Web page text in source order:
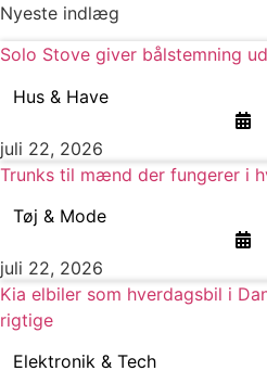
Nyeste indlæg
Solo Stove giver bålstemning
Hus & Have
juli 22, 2026
Trunks til mænd der fungerer i
Tøj & Mode
juli 22, 2026
Kia elbiler som hverdagsbil i
rigtige
Elektronik & Tech